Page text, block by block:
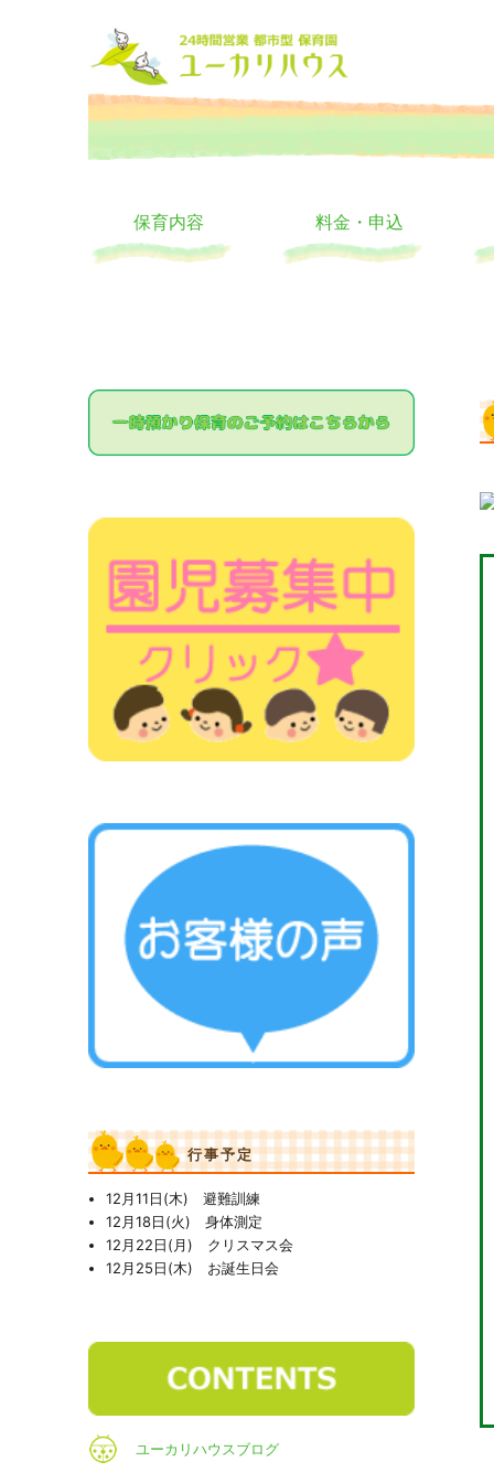
24時間託児所 ユーカリハ
大阪の24時間託児所 ユーカリハウス 月極 一時保育 一時預
保育内容 料金・申込
行事予定
12月11日(木) 避難訓練
12月18日(火) 身体測定
12月22日(月) クリスマス会
12月25日(木) お誕生日会
ユーカリハウスブログ